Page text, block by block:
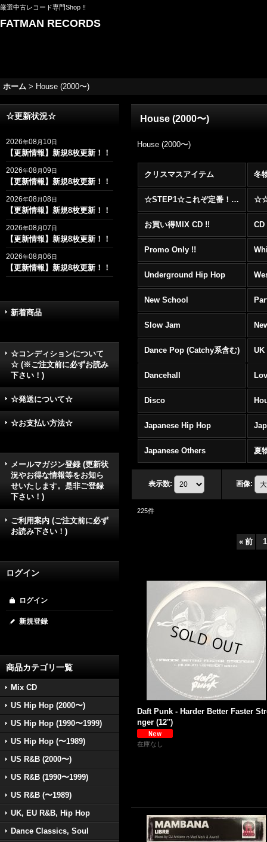
厳選中古レコード専門Shop !!
FATMAN RECORDS
ホーム > House (2000〜)
☆更新状況☆
2026年08月 10日
【更新情報】新規8枚更新！！
2026年08月09日
【更新情報】新規8枚更新！！
2026年08月08日
【更新情報】新規8枚更新！！
2026年08月07日
【更新情報】新規8枚更新！！
2026年08月06日
【更新情報】新規8枚更新！！
新着商品
☆コンディションについて
☆ (※ご注文前に必ずお読み
下さい！)
☆発送について☆
☆お支払い方法☆
メールマガジン登録 (更新状
況やお得な情報等をお知ら
せいたします。是非ご登録
下さい！)
ご利用案内 (ご注文前に必ず
お読み下さい！)
ログイン
ログイン
新規登録
商品カテゴリ一覧
Mix CD
US Hip Hop (2000〜)
US Hip Hop (1990〜1999)
US Hip Hop (〜1989)
US R&B (2000〜)
US R&B (1990〜1999)
US R&B (〜1989)
UK, EU R&B, Hip Hop
Dance Classics, Soul
House (2000〜)
House (2000〜)
クリスマスアイテム 冬
☆STEP1☆これぞ定番！！まずはここから！2000年代R&BフロアヒットBest 100 !!!
お買い得MIX CD !!
Promo Only !!
Underground Hip Hop
New School
Slow Jam
Dance Pop (Catchy系含む) UK
Dancehall
Disco
Japanese Hip Hop
Japanese Others 夏
表示数: 画像:
225件
« 前 1
Daft Punk - Harder Better Faster
nger (12'')
在庫なし